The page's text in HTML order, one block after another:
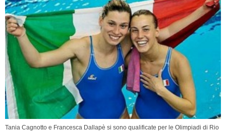
Tania Cagnotto e Francesca Dallapè si sono qualificate per le Olimpiadi di Rio